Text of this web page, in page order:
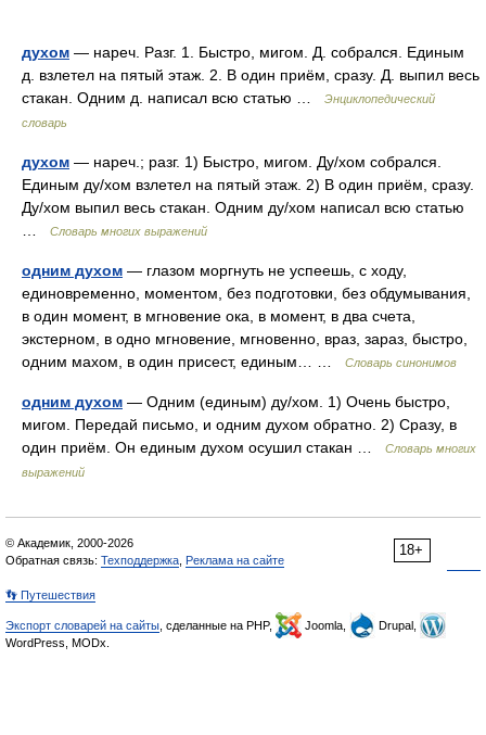
духом — нареч. Разг. 1. Быстро, мигом. Д. собрался. Единым
д. взлетел на пятый этаж. 2. В один приём, сразу. Д. выпил весь
стакан. Одним д. написал всю статью …
Энциклопедический
словарь
духом — нареч.; разг. 1) Быстро, мигом. Ду/хом собрался.
Единым ду/хом взлетел на пятый этаж. 2) В один приём, сразу.
Ду/хом выпил весь стакан. Одним ду/хом написал всю статью
Словарь многих выражений
одним духом — глазом моргнуть не успеешь, с ходу,
единовременно, моментом, без подготовки, без обдумывания,
в один момент, в мгновение ока, в момент, в два счета,
экстерном, в одно мгновение, мгновенно, враз, зараз, быстро,
одним махом, в один присест, единым… …
Словарь синонимов
одним духом — Одним (единым) ду/хом. 1) Очень быстро,
мигом. Передай письмо, и одним духом обратно. 2) Сразу, в
один приём. Он единым духом осушил стакан …
Словарь многих
выражений
18+
© Академик, 2000-2026
Обратная связь: Техподдержка Реклама на сайте
👣 Путешествия
Экспорт словарей на сайты , сделанные на PHP, Joomla,
Drupal,
WordPress, MODx.